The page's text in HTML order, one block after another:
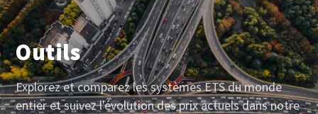
Outils
Corps
Explorez et comparez les systèmes ETS du monde
entier et suivez l'évolution des prix actuels dans notre